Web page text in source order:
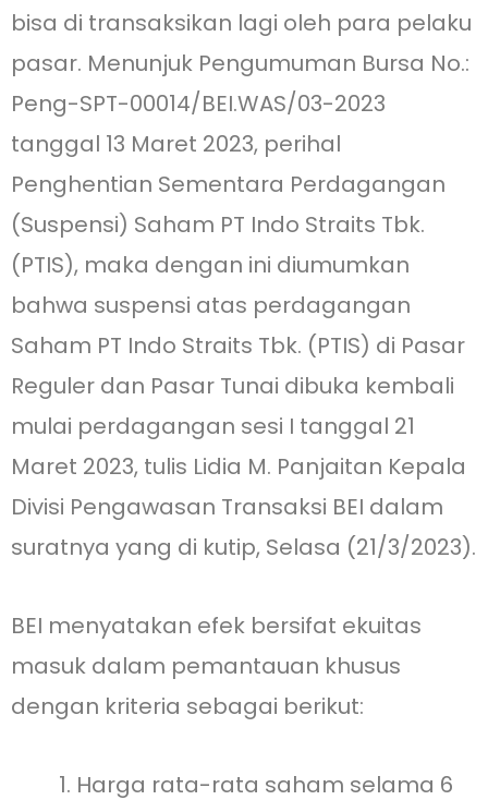
bisa di transaksikan lagi oleh para pelaku
pasar. Menunjuk Pengumuman Bursa No.:
Peng-SPT-00014/BEI.WAS/03-2023
tanggal 13 Maret 2023, perihal
Penghentian Sementara Perdagangan
(Suspensi) Saham PT Indo Straits Tbk.
(PTIS), maka dengan ini diumumkan
bahwa suspensi atas perdagangan
Saham PT Indo Straits Tbk. (PTIS) di Pasar
Reguler dan Pasar Tunai dibuka kembali
mulai perdagangan sesi I tanggal 21
Maret 2023, tulis Lidia M. Panjaitan Kepala
Divisi Pengawasan Transaksi BEI dalam
suratnya yang di kutip, Selasa (21/3/2023).
BEI menyatakan efek bersifat ekuitas
masuk dalam pemantauan khusus
dengan kriteria sebagai berikut:
Harga rata-rata saham selama 6